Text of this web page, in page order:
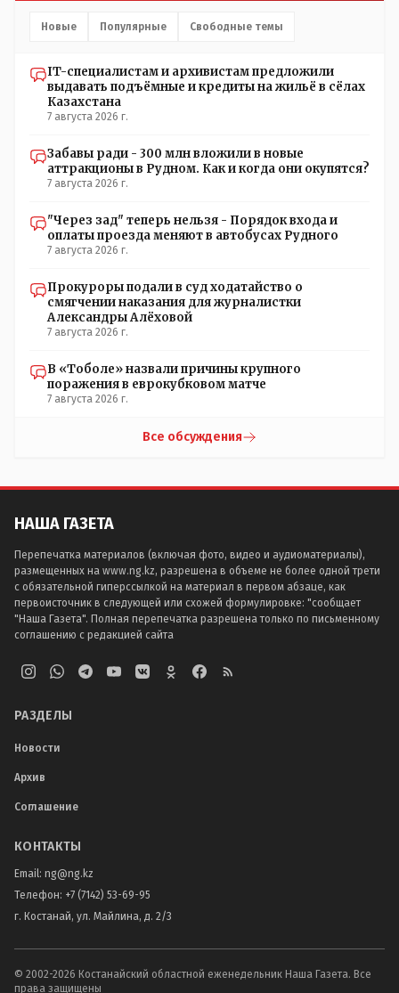
установлены кондиционеры, питьевой и температурный
противоречие. Вы считаете иначе?
Новые Популярные Свободные темы
IT-специалистам и архивистам предложили
выдавать подъёмные и кредиты на жильё в сёлах
Казахстана
7 августа 2026 г.
Забавы ради - 300 млн вложили в новые
аттракционы в Рудном. Как и когда они окупятся?
7 августа 2026 г.
"Через зад" теперь нельзя - Порядок входа и
оплаты проезда меняют в автобусах Рудного
7 августа 2026 г.
Прокуроры подали в суд ходатайство о
смягчении наказания для журналистки
Александры Алёховой
7 августа 2026 г.
В «Тоболе» назвали причины крупного
поражения в еврокубковом матче
7 августа 2026 г.
Все обсуждения
НАША ГАЗЕТА
Перепечатка материалов (включая фото, видео и аудиоматериалы),
размещенных на www.ng.kz, разрешена в объеме не более одной трети
с обязательной гиперссылкой на материал в первом абзаце, как
первоисточник в следующей или схожей формулировке: "сообщает
"Наша Газета". Полная перепечатка разрешена только по письменному
соглашению с редакцией сайта
РАЗДЕЛЫ
Новости
Архив
Соглашение
КОНТАКТЫ
Email: ng@ng.kz
Телефон: +7 (7142) 53-69-95
г. Костанай, ул. Майлина, д. 2/3
© 2002-2026 Костанайский областной еженедельник Наша Газета. Все
права защищены